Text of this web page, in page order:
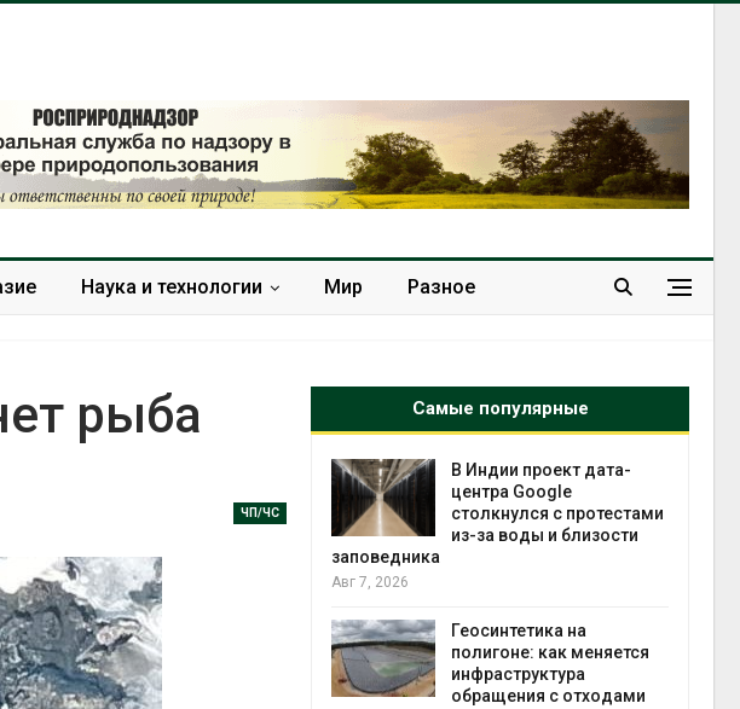
Наука и технологии Мир Разное
рыба
ЧП/ЧС
Самые популярные
энергетики из-за роста
2026
Приток воды в
водохранилища Волги и
Камы в августе может
превысить норму почти в
раза
В Индии проект дата-
центра Google
столкнулся с протестами
из-за воды и близости
заповедника
Авг 7, 2026
Геосинтетика на
полигоне: как меняется
инфраструктура
обращения с отходами